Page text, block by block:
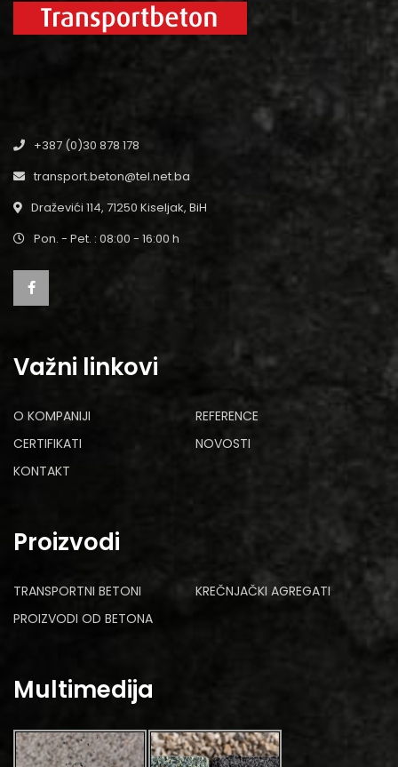
+387 (0)30 878 178
transport.beton@tel.net.ba
Draževići 114, 71250 Kiseljak, BiH
Pon. - Pet. : 08:00 - 16:00 h
Važni linkovi
O KOMPANIJI
REFERENCE
CERTIFIKATI
NOVOSTI
KONTAKT
Proizvodi
TRANSPORTNI BETONI
KREČNJAČKI AGREGATI
PROIZVODI OD BETONA
Multimedija